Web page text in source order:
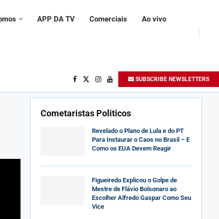
APP DA TV Comerciais Ao vivo
SUBSCRIBE NEWSLETTERS
Cometaristas Politicos
Revelado o Plano de Lula e do PT
Para Instaurar o Caos no Brasil – E
Como os EUA Devem Reagir
Figueiredo Explicou o Golpe de
Mestre de Flávio Bolsonaro ao
Escolher Alfredo Gaspar Como Seu
Vice